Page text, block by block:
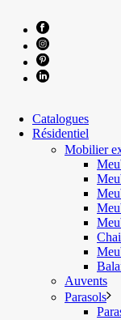
Catalogues
Résidentiel
Mobilier
Auvents
Parasols